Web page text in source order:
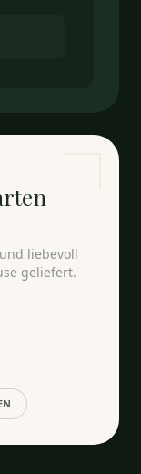
liebevoll
geliefert.